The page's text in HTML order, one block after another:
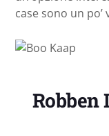
case sono un po’
Robben